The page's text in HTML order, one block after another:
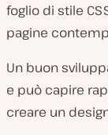
foglio di stile
pagine
Un buon
e può capire
creare un